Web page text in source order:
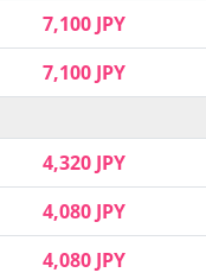
7,100 JPY
7,100 JPY
4,320 JPY
4,080 JPY
4,080 JPY